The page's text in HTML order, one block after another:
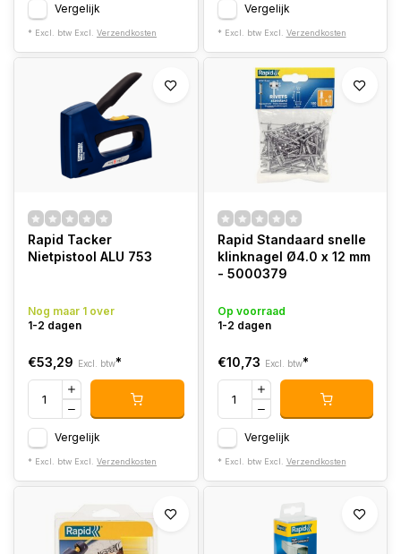
Vergelijk
* Excl. btw Excl. Verzendkosten
Vergelijk
* Excl. btw Excl. Verzendkosten
Rapid Tacker
Nietpistool ALU 753
Nog maar 1 over
1-2 dagen
€53,29 Excl. btw*
Vergelijk
* Excl. btw Excl. Verzendkosten
Rapid Standaard snelle
klinknagel Ø4.0 x 12 mm
- 5000379
Op voorraad
1-2 dagen
€10,73 Excl. btw*
Vergelijk
* Excl. btw Excl. Verzendkosten